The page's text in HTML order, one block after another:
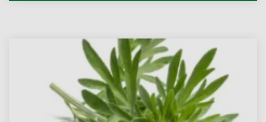
poziom cholesterolu we krwi. A jak przystało na dzieło
Zeusa – uważany jest też za wykwinty afrodyzjak.